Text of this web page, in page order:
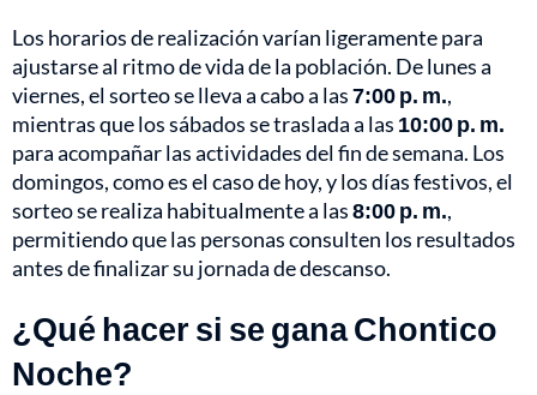
Los horarios de realización varían ligeramente para
ajustarse al ritmo de vida de la población. De lunes a
viernes, el sorteo se lleva a cabo a las7:00 p. m.,
mientras que los sábados se traslada a las 10:00 p. m.
para acompañar las actividades del fin de semana. Los
domingos, como es el caso de hoy, y los días festivos, el
sorteo se realiza habitualmente a las8:00 p. m.,
permitiendo que las personas consulten los resultados
antes de finalizar su jornada de descanso.
¿Qué hacer si se gana Chontico
Noche?